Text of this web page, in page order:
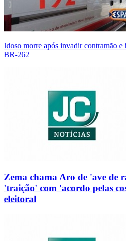
Idoso morre após invadir contramão e
BR-262
Zema chama Aro de 'ave de
'traição' com 'acordo pelas
eleitoral